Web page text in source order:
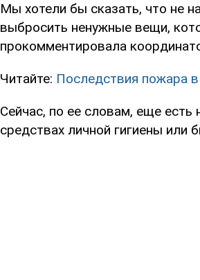
Мы хотели бы сказать, что не
выбросить ненужные вещи,
прокомментировала
Читайте: Последствия пожара
Сейчас, по ее словам, еще
средствах личной гигиены или